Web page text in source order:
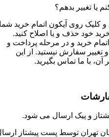
یا تغییر بدهم؟
و کلیک روی آیکون اتمام خرید
خود حذف و یا اصلاح کنید.
خرید و در مرحله پرداخت و
سفارش نیستید. از این
آن، با ما تماس بگیرید.
و پیک ارسال می شود.
تهران توسط پست پیشتاز